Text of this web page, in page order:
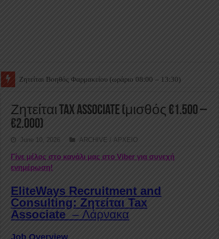
Ζητείται Βοηθός Θαλάμου
Ζητείται Tax Associate (μισθός €1.500 –
€2.000)
June 10, 2026 ARCHIVE / ΑΡΧΕΙΟ
Γίνε μέλος στο κανάλι μας στο Viber για συνεχή
ενημέρωση!
EliteWays Recruitment and
Consulting: ΖητείταιTax
Associate – Λάρνακα
Job Overview